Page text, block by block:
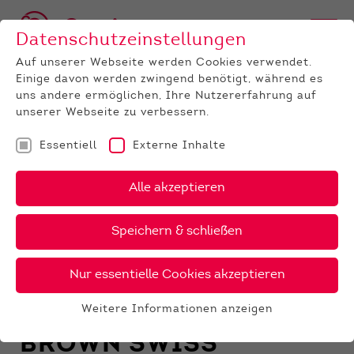
RASSE
HOLSTEIN
RED HOLSTEIN
FLECKVIEH
JERSEY
ROTVIEH
BROWN SWISS
Datenschutzeinstellungen
Auf unserer Webseite werden Cookies verwendet.
Einige davon werden zwingend benötigt, während es
uns andere ermöglichen, Ihre Nutzererfahrung auf
unserer Webseite zu verbessern.
Essentiell Externe Inhalte
Alle akzeptieren
Speichern & schließen
Nur essentielle Cookies akzeptieren
Weitere Informationen anzeigen